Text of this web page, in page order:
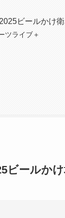
ビールかけ
ツライブ＋
ビールか